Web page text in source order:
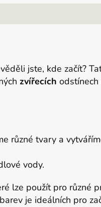
jste, kde začít?
zvířecích odstínech
různé tvary a
vody.
lze použít pro různé
je ideálních pro